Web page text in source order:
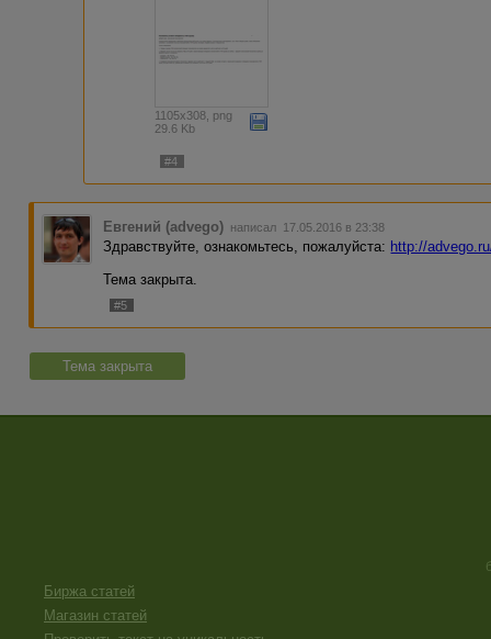
1105x308, png
29.6 Kb
#4
Евгений (advego) написал 17.05.2016 в 23:38
Здравствуйте, ознакомьтесь, пожалуйста: http://
Тема закрыта.
#5
Тема закрыта
Биржа статей
Магазин статей